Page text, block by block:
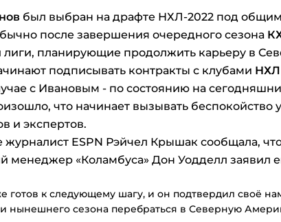
был выбран на драфте НХЛ-2022 под
после завершения очередного сезона
лиги, планирующие продолжить карьеру в
подписывать контракты с клубами НХЛ
с Ивановым - по состоянию на
что начинает вызывать беспокойство
и экспертов.
журналист ESPN Рэйчел Крышак сообщала,
менеджер «Коламбуса» Дон Уодделл заявил
готов к следующему шагу, и он подтвердил своё
нынешнего сезона перебраться в Северную